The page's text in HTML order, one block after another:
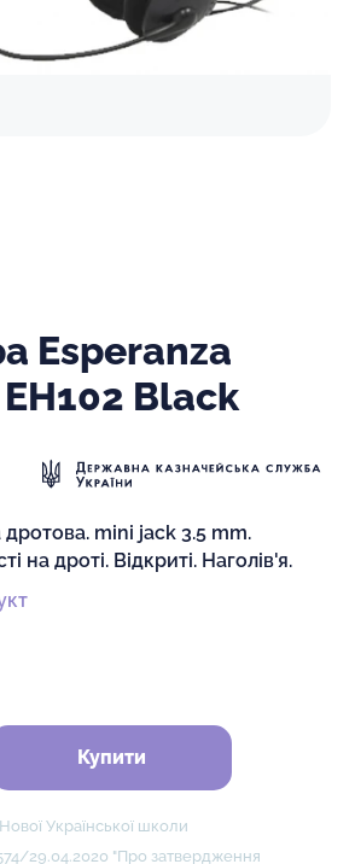
Esperanza
Black
дротова. mini jack 3.5 mm.
на дроті. Відкриті. Наголів'я.
Купити
Української школи
29.04.2020 "Про затвердження